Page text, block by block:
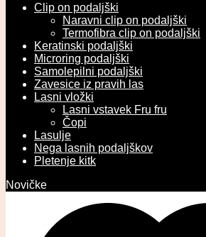
Clip on podaljški
Naravni clip on podaljški
Termofibra clip on podaljški
Keratinski podaljški
Microring podaljški
Samolepilni podaljški
Zavesice iz pravih las
Lasni vložki
Lasni vstavek Fru fru
Čopi
Lasulje
Nega lasnih podaljškov
Pletenje kitk
Novičke